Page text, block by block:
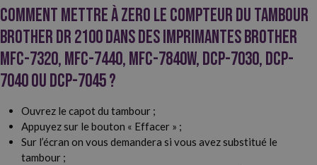
Comment mettre à zero le compteur du tambour
Brother DR 2100 dans des imprimantes Brother
MFC-7320, MFC-7440, MFC-7840W, DCP-7030, DCP-
7040 ou DCP-7045 ?
Ouvrez le capot du tambour ;
Appuyez sur le bouton « Effacer » ;
Sur l’écran on vous demandera si vous avez substitué le
tambour ;